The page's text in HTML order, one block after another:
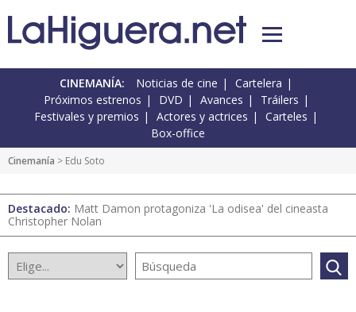
CINEMANÍA: Noticias de cine
Cartelera
Próximos estrenos
DVD Avances
Tráilers
Festivales y premios
Actores y actrices
Carteles
Box-office
Cinemanía > Edu Soto
Destacado: Matt Damon protagoniza 'La odisea' del cineasta
Christopher Nolan